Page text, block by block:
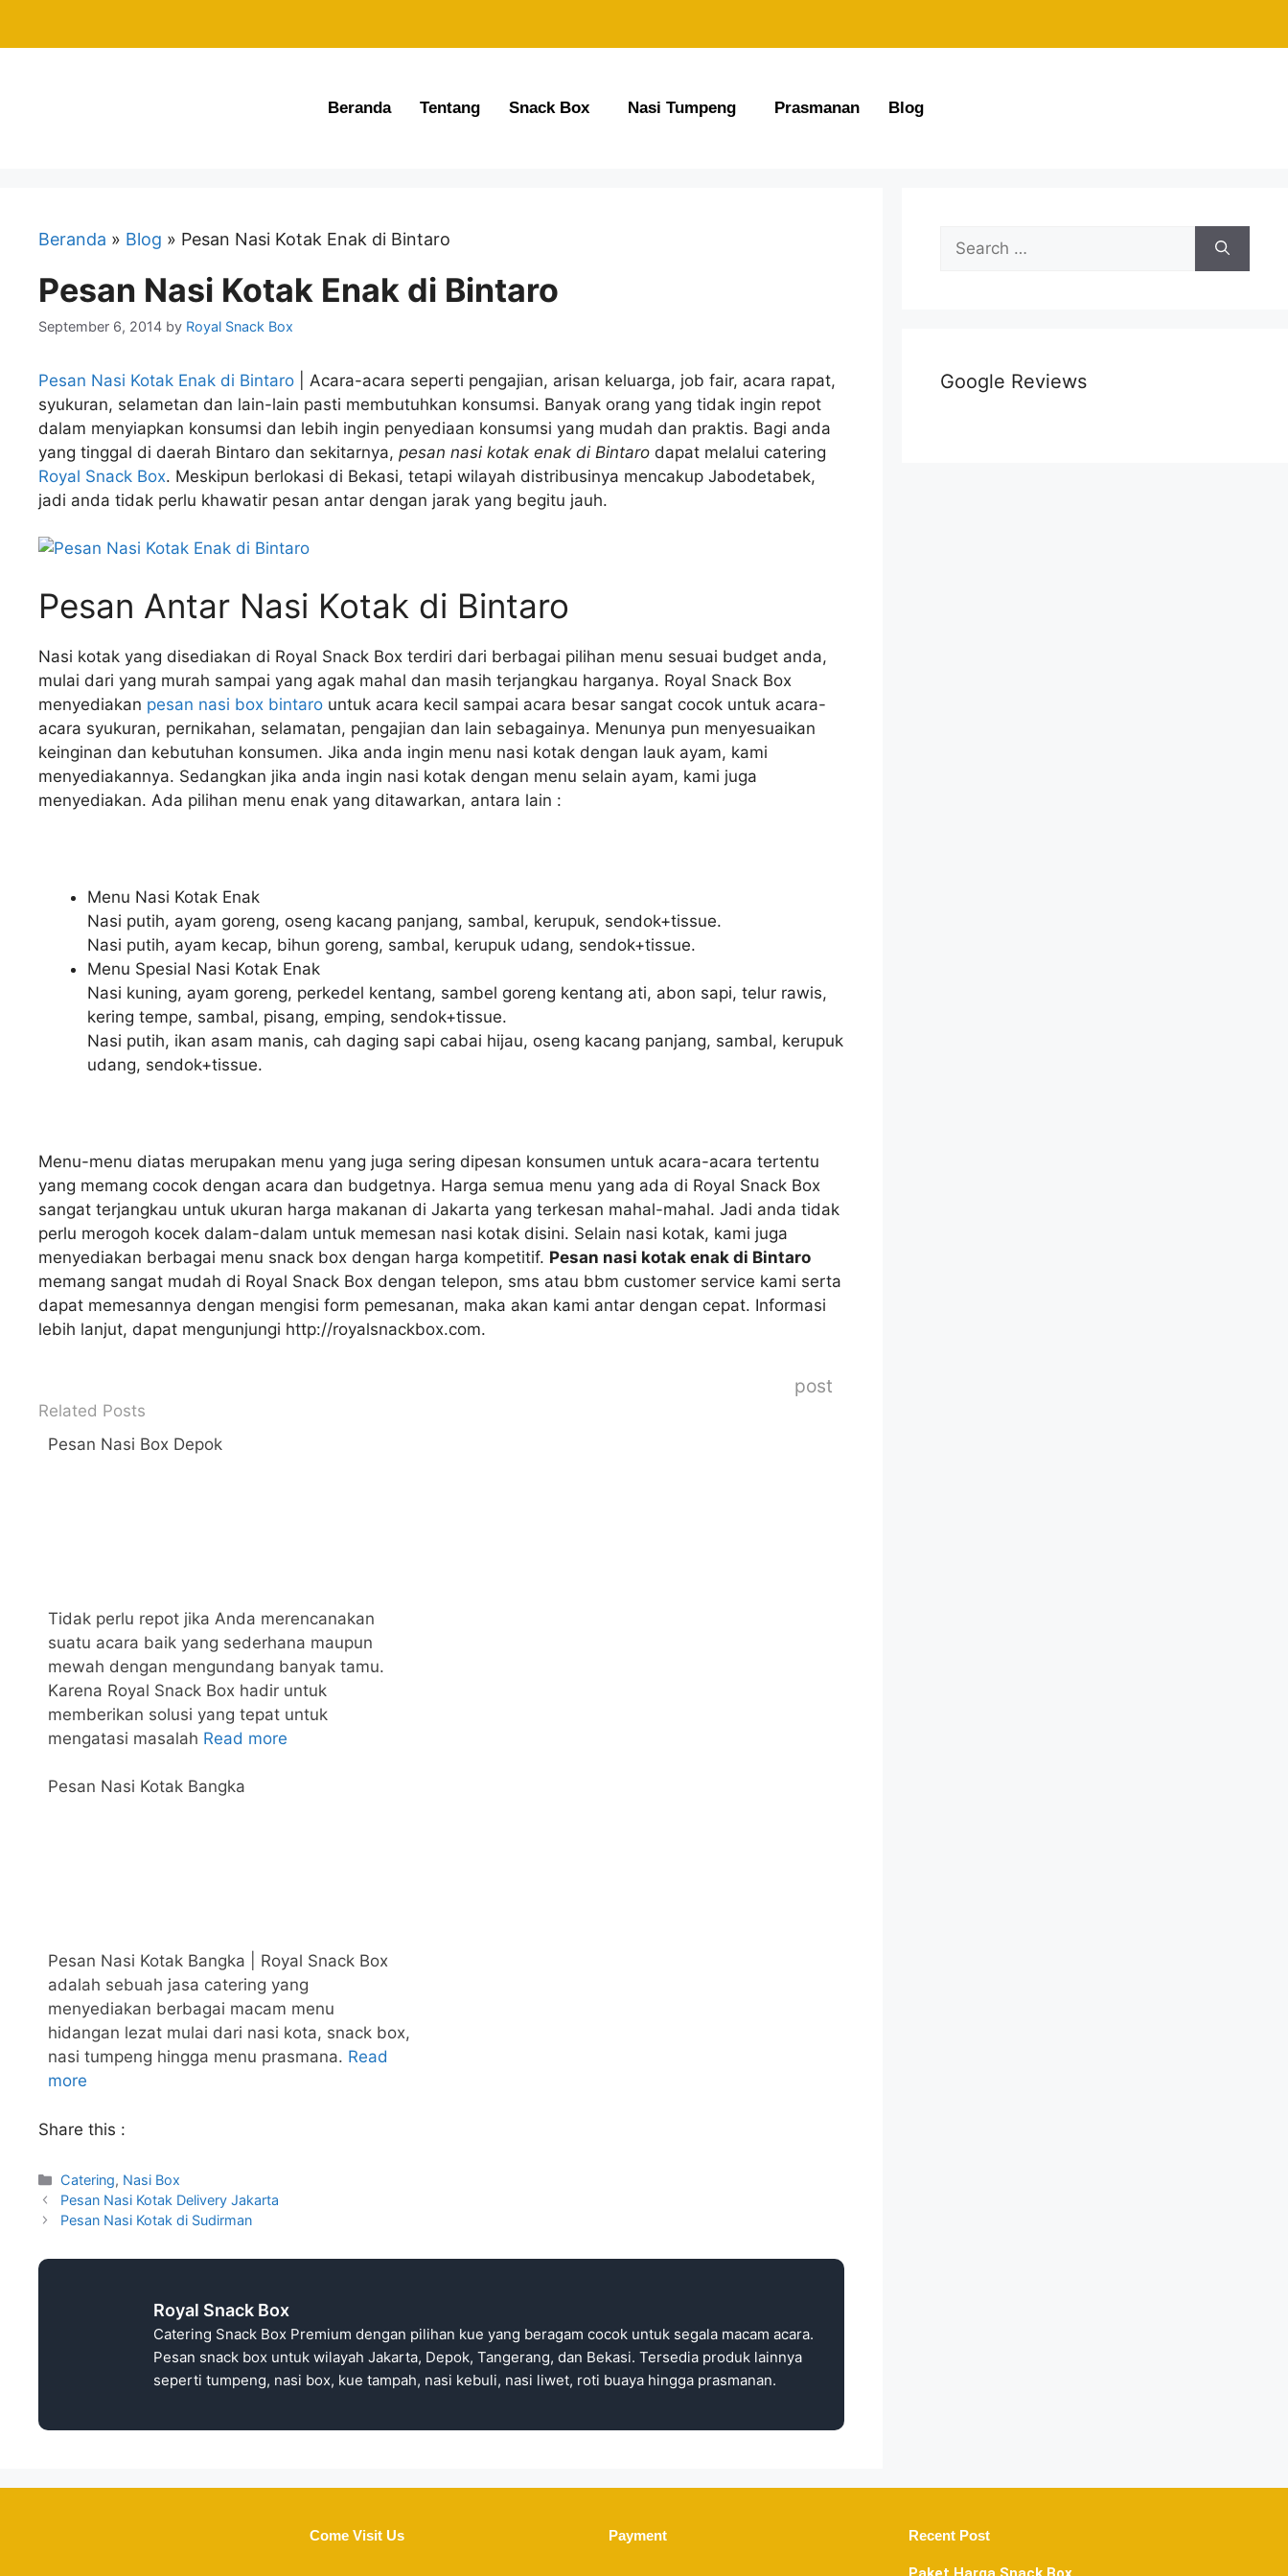
Beranda
Tentang Snack Box Nasi Tumpeng Prasmanan Blog
Beranda » Blog » Pesan Nasi Kotak Enak di Bintaro
Pesan Nasi Kotak Enak di Bintaro
September 6, 2014 by Royal Snack Box
Pesan Nasi Kotak Enak di Bintaro | Acara-acara seperti pengajian, arisan keluarga, job fair, acara rapat,
syukuran, selametan dan lain-lain pasti membutuhkan konsumsi. Banyak orang yang tidak ingin repot
dalam menyiapkan konsumsi dan lebih ingin penyediaan konsumsi yang mudah dan praktis. Bagi anda
yang tinggal di daerah Bintaro dan sekitarnya, pesan nasi kotak enak di Bintaro dapat melalui catering
Royal Snack Box. Meskipun berlokasi di Bekasi, tetapi wilayah distribusinya mencakup Jabodetabek,
jadi anda tidak perlu khawatir pesan antar dengan jarak yang begitu jauh.
Pesan Antar Nasi Kotak di Bintaro
Nasi kotak yang disediakan di Royal Snack Box terdiri dari berbagai pilihan menu sesuai budget anda,
mulai dari yang murah sampai yang agak mahal dan masih terjangkau harganya. Royal Snack Box
menyediakan pesan nasi box bintaro untuk acara kecil sampai acara besar sangat cocok untuk acara-
acara syukuran, pernikahan, selamatan, pengajian dan lain sebagainya. Menunya pun menyesuaikan
keinginan dan kebutuhan konsumen. Jika anda ingin menu nasi kotak dengan lauk ayam, kami
menyediakannya. Sedangkan jika anda ingin nasi kotak dengan menu selain ayam, kami juga
menyediakan. Ada pilihan menu enak yang ditawarkan, antara lain :
Menu Nasi Kotak Enak
Nasi putih, ayam goreng, oseng kacang panjang, sambal, kerupuk, sendok+tissue.
Nasi putih, ayam kecap, bihun goreng, sambal, kerupuk udang, sendok+tissue.
Menu Spesial Nasi Kotak Enak
Nasi kuning, ayam goreng, perkedel kentang, sambel goreng kentang ati, abon sapi, telur rawis,
kering tempe, sambal, pisang, emping, sendok+tissue.
Nasi putih, ikan asam manis, cah daging sapi cabai hijau, oseng kacang panjang, sambal, kerupuk
udang, sendok+tissue.
Menu-menu diatas merupakan menu yang juga sering dipesan konsumen untuk acara-acara tertentu
yang memang cocok dengan acara dan budgetnya. Harga semua menu yang ada di Royal Snack Box
sangat terjangkau untuk ukuran harga makanan di Jakarta yang terkesan mahal-mahal. Jadi anda tidak
perlu merogoh kocek dalam-dalam untuk memesan nasi kotak disini. Selain nasi kotak, kami juga
menyediakan berbagai menu snack box dengan harga kompetitif. Pesan nasi kotak enak di Bintaro
memang sangat mudah di Royal Snack Box dengan telepon, sms atau bbm customer service kami serta
dapat memesannya dengan mengisi form pemesanan, maka akan kami antar dengan cepat. Informasi
lebih lanjut, dapat mengunjungi http://royalsnackbox.com.
post
Related Posts
Pesan Nasi Box Depok
Tidak perlu repot jika Anda merencanakan
suatu acara baik yang sederhana maupun
mewah dengan mengundang banyak tamu.
Karena Royal Snack Box hadir untuk
memberikan solusi yang tepat untuk
mengatasi masalah Read more
Pesan Nasi Kotak Bangka
Pesan Nasi Kotak Bangka | Royal Snack Box
adalah sebuah jasa catering yang
menyediakan berbagai macam menu
hidangan lezat mulai dari nasi kota, snack box,
nasi tumpeng hingga menu prasmana. Read
more
Share this :
Catering, Nasi Box
Pesan Nasi Kotak Delivery Jakarta
Pesan Nasi Kotak di Sudirman
Royal Snack Box
Catering Snack Box Premium dengan pilihan kue yang beragam cocok untuk segala macam acara.
Pesan snack box untuk wilayah Jakarta, Depok, Tangerang, dan Bekasi. Tersedia produk lainnya
seperti tumpeng, nasi box, kue tampah, nasi kebuli, nasi liwet, roti buaya hingga prasmanan.
Google Reviews
Come Visit Us Payment Recent Post